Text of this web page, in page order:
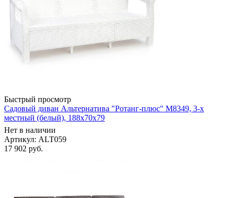
Быстрый просмотр
Садовый диван Альтернатива "Ротанг-плюс" М8349, 3-х
местный (белый), 188х70х79
Нет в наличии
Артикул: ALT059
17 902 руб.